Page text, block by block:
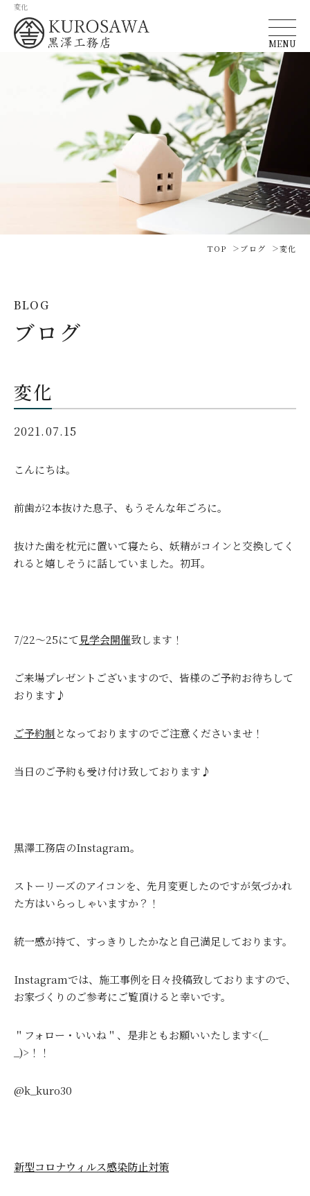
変化
MENU
TOP ブログ 変化
BLOG
ブログ
変化
2021.07.15
こんにちは。
前歯が2本抜けた息子、もうそんな年ごろに。
抜けた歯を枕元に置いて寝たら、妖精がコインと交換してく
れると嬉しそうに話していました。初耳。
7/22～25にて見学会開催致します！
ご来場プレゼントございますので、皆様のご予約お待ちして
おります♪
ご予約制となっておりますのでご注意くださいませ！
当日のご予約も受け付け致しております♪
黒澤工務店のInstagram。
ストーリーズのアイコンを、先月変更したのですが気づかれ
た方はいらっしゃいますか？！
統一感が持て、すっきりしたかなと自己満足しております。
Instagramでは、施工事例を日々投稿致しておりますので、
お家づくりのご参考にご覧頂けると幸いです。
＂フォロー・いいね＂、是非ともお願いいたします<(_
_)>！！
@k_kuro30
新型コロナウィルス感染防止対策